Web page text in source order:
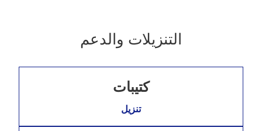
التنزيلات والدعم
كتيبات
تنزيل